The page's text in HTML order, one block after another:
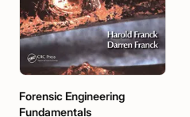
Forensic Engineering
Fundamentals